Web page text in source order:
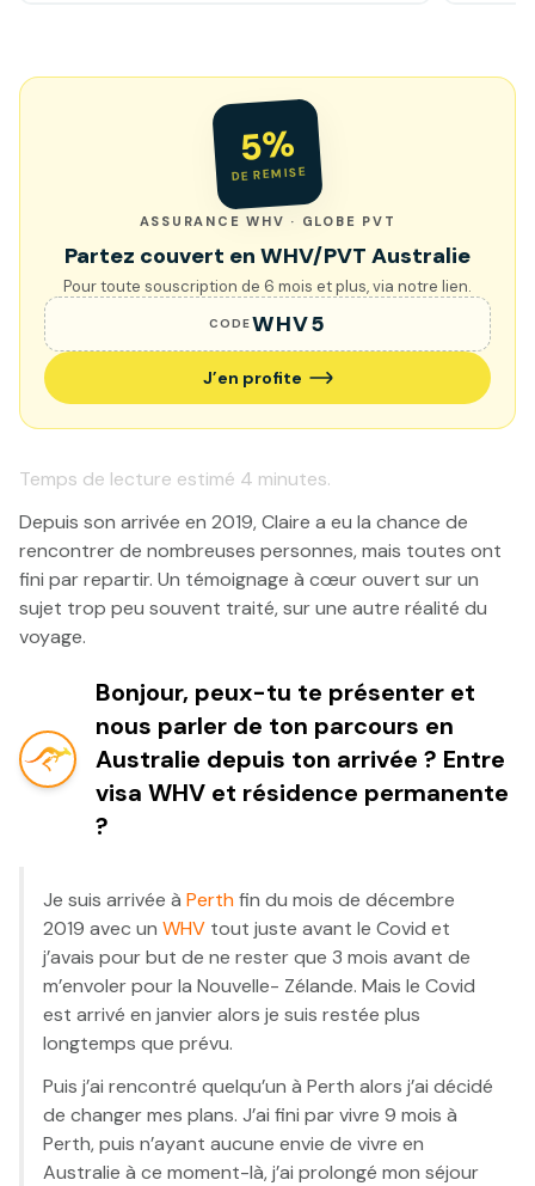
5%
DE REMISE
ASSURANCE WHV · GLOBE PVT
Partez couvert en WHV/PVT Australie
Pour toute souscription de 6 mois et plus, via notre lien.
CODEWHV5
J’en profite
Temps de lecture estimé 4 minutes.
Depuis son arrivée en 2019, Claire a eu la chance de
rencontrer de nombreuses personnes, mais toutes ont
fini par repartir. Un témoignage à cœur ouvert sur un
sujet trop peu souvent traité, sur une autre réalité du
voyage.
Bonjour, peux-tu te présenter et
nous parler de ton parcours en
Australie depuis ton arrivée ? Entre
visa WHV et résidence permanente
?
Je suis arrivée à Perthfin du mois de décembre
2019 avec un WHV tout juste avant le Covid et
j’avais pour but de ne rester que 3 mois avant de
m’envoler pour la Nouvelle- Zélande. Mais le Covid
est arrivé en janvier alors je suis restée plus
longtemps que prévu.
Puis j’ai rencontré quelqu’un à Perth alors j’ai décidé
de changer mes plans. J’ai fini par vivre 9 mois à
Perth, puis n’ayant aucune envie de vivre en
Australie à ce moment-là, j’ai prolongé mon séjour